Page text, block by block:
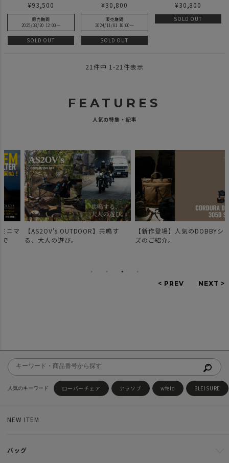
¥93,500
販売期間
2025/03/20 12:00〜
SOLD OUT
3WAY BP-BK バックパック
¥30,800
販売期間
2024/11/01 10:00〜
SOLD OUT
/ ビジネスバック
¥30,800
SOLD OUT
21件中 1-21件表示
FEATURES
人気の特集・記事
【AS2OV's OUTDOOR】共鳴す
る、大人の遊び。
【新作登場】人気のDOBBYシリー
ズのご紹介。
ローバーチェア アッソブ wfeld BLEISURE
NEW ITEM
バッグ